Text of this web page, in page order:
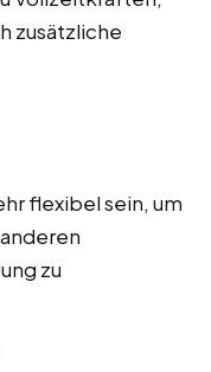
zusätzliche
flexibel sein, um
zu